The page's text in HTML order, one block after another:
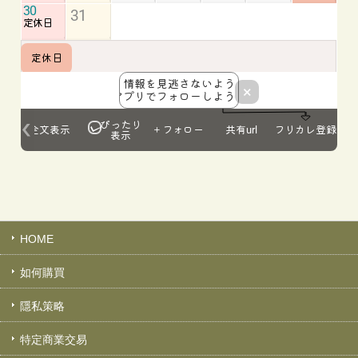
HOME
如何購買
隱私策略
特定商業交易